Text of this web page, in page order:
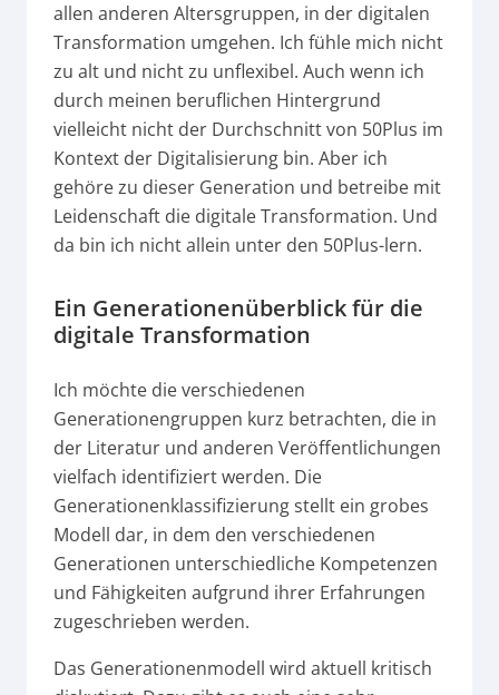
allen anderen Altersgruppen, in der digitalen
Transformation umgehen. Ich fühle mich nicht
zu alt und nicht zu unflexibel. Auch wenn ich
durch meinen beruflichen Hintergrund
vielleicht nicht der Durchschnitt von 50Plus im
Kontext der Digitalisierung bin. Aber ich
gehöre zu dieser Generation und betreibe mit
Leidenschaft die digitale Transformation. Und
da bin ich nicht allein unter den 50Plus-lern.
Ein Generationenüberblick für die
digitale Transformation
Ich möchte die verschiedenen
Generationengruppen kurz betrachten, die in
der Literatur und anderen Veröffentlichungen
vielfach identifiziert werden. Die
Generationenklassifizierung stellt ein grobes
Modell dar, in dem den verschiedenen
Generationen unterschiedliche Kompetenzen
und Fähigkeiten aufgrund ihrer Erfahrungen
zugeschrieben werden.
Das Generationenmodell wird aktuell kritisch